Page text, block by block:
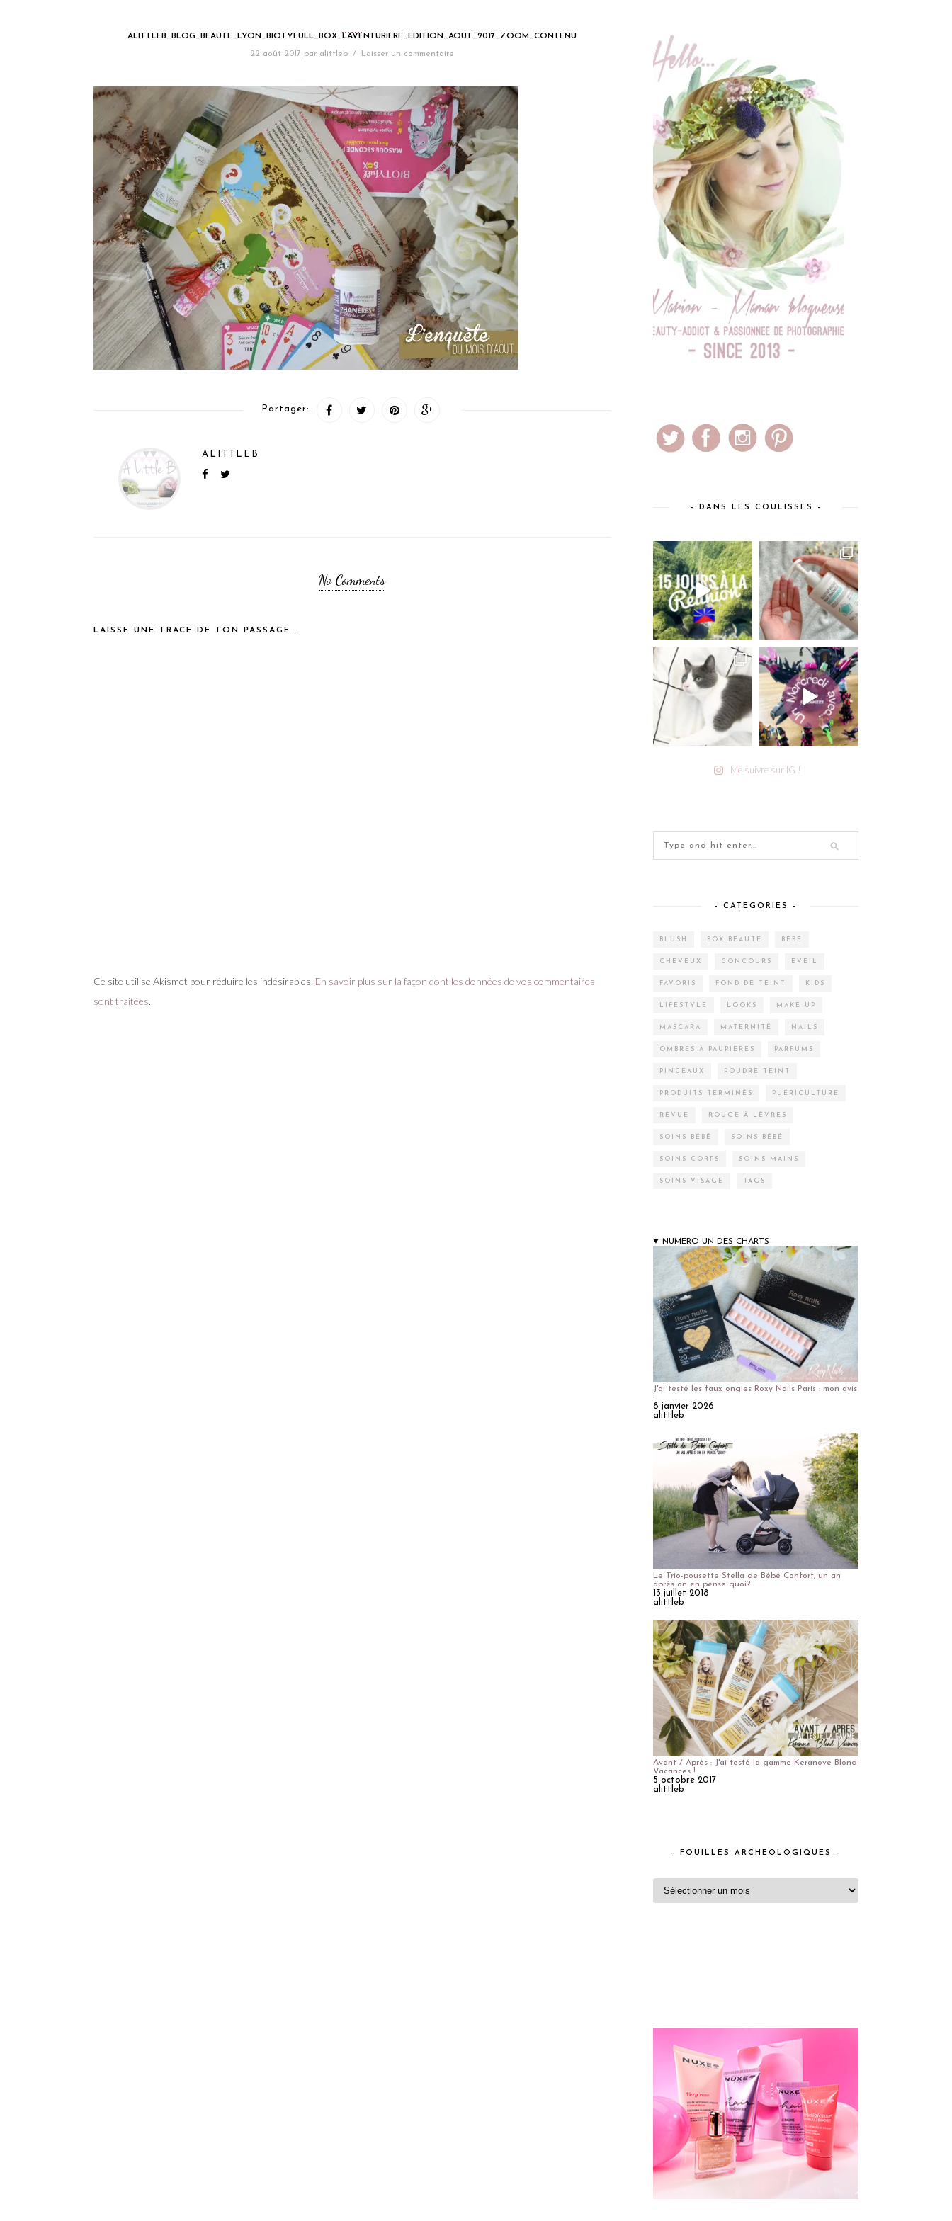
ALITTLEB_BLOG_BEAUTE_LYON_BIOTYFULL_BOX_LAVENTURIERE_EDITION_AOUT_2017_ZOOM_CONTENU
22 août 2017 par alittleb / Laisser un commentaire
Partager:
ALITTLEB
No Comments
LAISSE UNE TRACE DE TON PASSAGE...
Ce site utilise Akismet pour réduire les indésirables. En savoir plus sur la façon dont les données de vos commentaires
sont traitées.
– DANS LES COULISSES –
Me suivre sur IG !
– CATEGORIES –
BLUSH BOX BEAUTÉ BÉBÉ
CHEVEUX CONCOURS EVEIL
FAVORIS FOND DE TEINT KIDS
LIFESTYLE LOOKS MAKE-UP
MASCARA MATERNITÉ NAILS
OMBRES À PAUPIÈRES PARFUMS
PINCEAUX POUDRE TEINT
PRODUITS TERMINÉS PUÉRICULTURE
REVUE ROUGE À LÈVRES
SOINS BÉBÉ SOINS BÉBÉ
SOINS CORPS SOINS MAINS
SOINS VISAGE TAGS
NUMERO UN DES CHARTS
J'ai testé les faux ongles Roxy Nails Paris : mon avis
!
8 janvier 2026
alittleb
Le Trio-pousette Stella de Bébé Confort, un an
après on en pense quoi?
13 juillet 2018
alittleb
Avant / Après : J'ai testé la gamme Keranove Blond
Vacances !
5 octobre 2017
alittleb
– FOUILLES ARCHEOLOGIQUES –